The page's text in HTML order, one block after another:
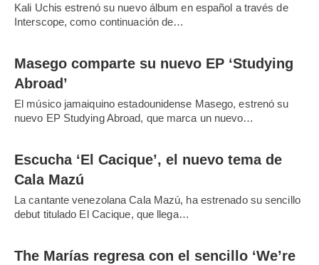
Kali Uchis estrenó su nuevo álbum en español a través de
Interscope, como continuación de…
Masego comparte su nuevo EP ‘Studying
Abroad’
El músico jamaiquino estadounidense Masego, estrenó su
nuevo EP Studying Abroad, que marca un nuevo…
Escucha ‘El Cacique’, el nuevo tema de
Cala Mazú
La cantante venezolana Cala Mazú, ha estrenado su sencillo
debut titulado El Cacique, que llega…
The Marías regresa con el sencillo ‘We’re